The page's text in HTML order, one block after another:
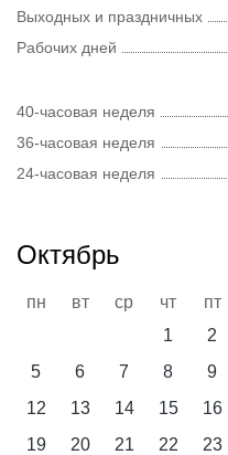
Выходных и праздничных
Рабочих дней
40-часовая неделя
36-часовая неделя
24-часовая неделя
Октябрь
пн вт ср чт пт
1
2
5
6 7 8 9
12
13 14 15 16
19
20 21 22 23